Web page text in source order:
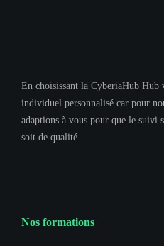
En choisissant la CyberiaHub Hub
individuel personnalisé car pour
adaptions à vous pour que le suivi
soit de qualité.
Nos formations